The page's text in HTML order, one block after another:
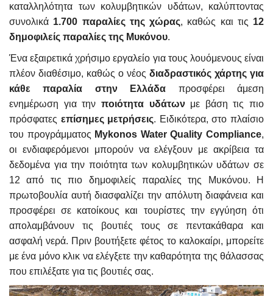
καταλληλότητα των κολυμβητικών υδάτων, καλύπτοντας
συνολικά 1.700 παραλίες της χώρας, καθώς και τις 12
δημοφιλείς παραλίες της Μυκόνου.
Ένα εξαιρετικά χρήσιμο εργαλείο για τους λουόμενους είναι
πλέον διαθέσιμο, καθώς ο νέος διαδραστικός χάρτης για
κάθε παραλία στην Ελλάδα προσφέρει άμεση
ενημέρωση για την ποιότητα υδάτωνμε βάση τις πιο
πρόσφατες επίσημες μετρήσεις. Ειδικότερα, στο πλαίσιο
του προγράμματος Mykonos Water Quality Compliance,
οι ενδιαφερόμενοι μπορούν να ελέγξουν με ακρίβεια τα
δεδομένα για την ποιότητα των κολυμβητικών υδάτων σε
12 από τις πιο δημοφιλείς παραλίες της Μυκόνου. Η
πρωτοβουλία αυτή διασφαλίζει την απόλυτη διαφάνεια και
προσφέρει σε κατοίκους και τουρίστες την εγγύηση ότι
απολαμβάνουν τις βουτιές τους σε πεντακάθαρα και
ασφαλή νερά. Πριν βουτήξετε φέτος το καλοκαίρι, μπορείτε
με ένα μόνο κλικ να ελέγξετε την καθαρότητα της θάλασσας
που επιλέξατε για τις βουτιές σας.